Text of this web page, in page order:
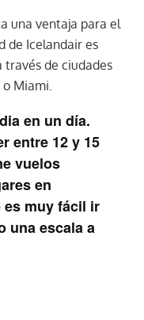
una ventaja para el
de Icelandair es
través de ciudades
o Miami.
en un día.
entre 12 y 15
vuelos
en
es muy fácil ir
una escala a